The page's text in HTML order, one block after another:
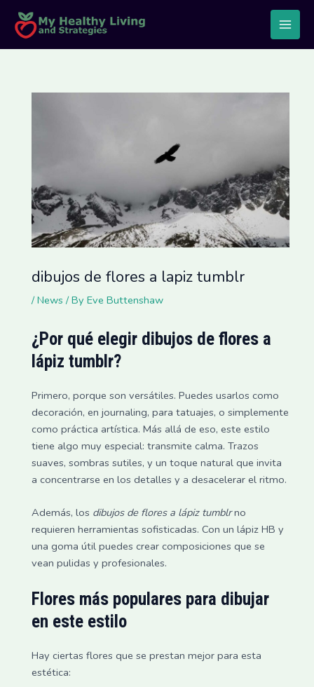
content
Main
dibujos de flores a lapiz tumblr
/News / By Eve Buttenshaw
¿Por qué elegir dibujos de flores a
lápiz tumblr?
Primero, porque son versátiles. Puedes usarlos como
decoración, en journaling, para tatuajes, o simplemente
como práctica artística. Más allá de eso, este estilo
tiene algo muy especial: transmite calma. Trazos
suaves, sombras sutiles, y un toque natural que invita
a concentrarse en los detalles y a desacelerar el ritmo.
Además, los dibujos de flores a lápiz tumblrno
requieren herramientas sofisticadas. Con un lápiz HB y
una goma útil puedes crear composiciones que se
vean pulidas y profesionales.
Flores más populares para dibujar
en este estilo
Hay ciertas flores que se prestan mejor para esta
estética:
navigation